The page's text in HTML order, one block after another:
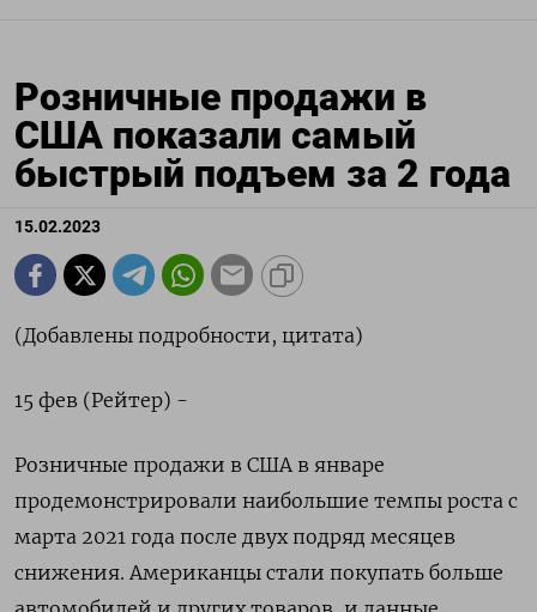
Розничные продажи в
США показали самый
быстрый подъем за 2 года
15.02.2023
(Добавлены подробности, цитата)
15 фев (Рейтер) -
Розничные продажи в США в январе
продемонстрировали наибольшие темпы роста с
марта 2021 года после двух подряд месяцев
снижения. Американцы стали покупать больше